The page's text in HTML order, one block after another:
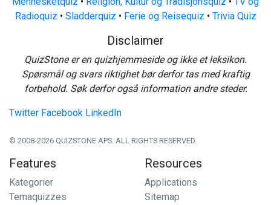
Radioquiz • Sladderquiz • Ferie og Reisequiz • Trivia Quiz
Disclaimer
QuizStone er en quizhjemmeside og ikke et leksikon.
Spørsmål og svars riktighet bør derfor tas med kraftig
forbehold. Søk derfor også information andre steder.
Twitter Facebook LinkedIn
© 2008-2026 QUIZSTONE APS. ALL RIGHTS RESERVED.
Features
Kategorier
Temaquizzes
Resources
Applications
Sitemap